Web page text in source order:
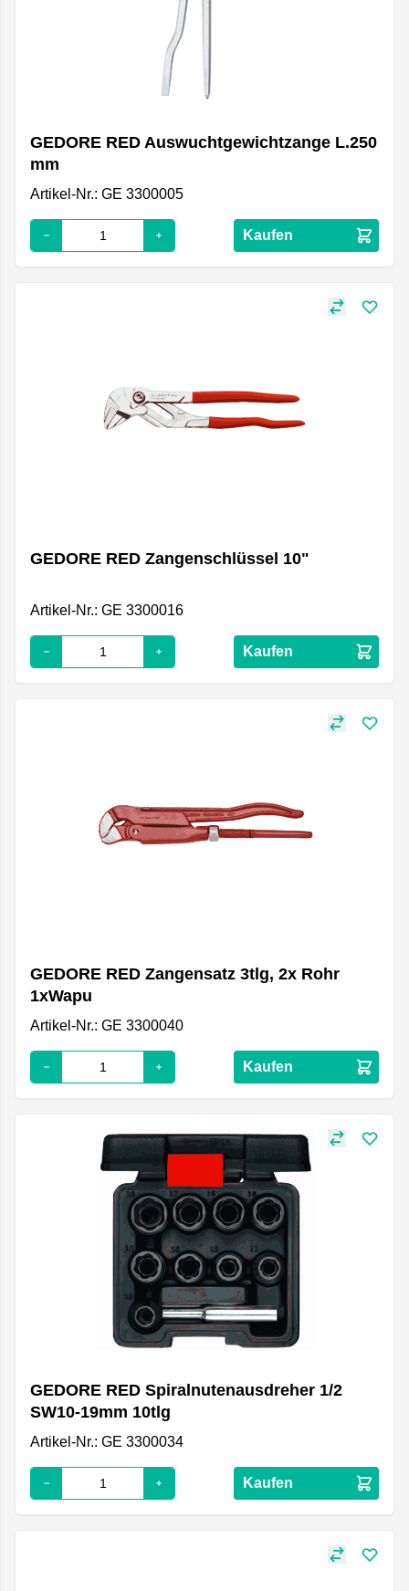
GEDORE RED Auswuchtgewichtzange L.250
mm
Artikel-Nr.: GE 3300005
Kaufen
GEDORE RED Zangenschlüssel 10"
Artikel-Nr.: GE 3300016
Kaufen
GEDORE RED Zangensatz 3tlg, 2x Rohr
1xWapu
Artikel-Nr.: GE 3300040
Kaufen
GEDORE RED Spiralnutenausdreher 1/2
SW10-19mm 10tlg
Artikel-Nr.: GE 3300034
Kaufen